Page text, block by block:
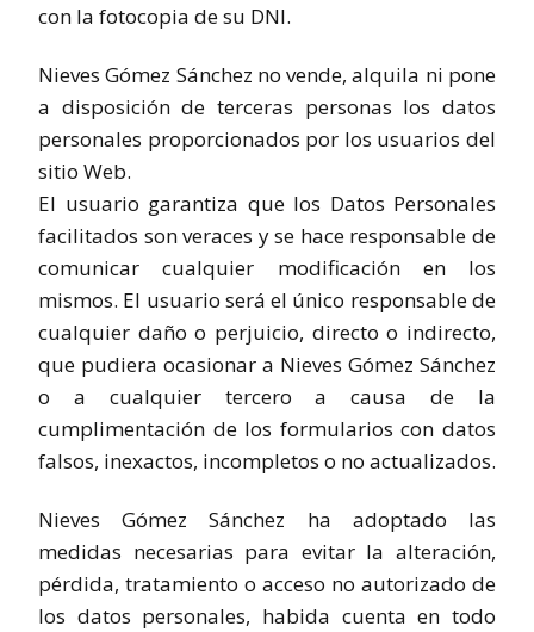
con la fotocopia de su DNI.
Nieves Gómez Sánchez no vende, alquila ni pone
a disposición de terceras personas los datos
personales proporcionados por los usuarios del
sitio Web.
El usuario garantiza que los Datos Personales
facilitados son veraces y se hace responsable de
comunicar cualquier modificación en los
mismos. El usuario será el único responsable de
cualquier daño o perjuicio, directo o indirecto,
que pudiera ocasionar a Nieves Gómez Sánchez
o a cualquier tercero a causa de la
cumplimentación de los formularios con datos
falsos, inexactos, incompletos o no actualizados.
Nieves Gómez Sánchez ha adoptado las
medidas necesarias para evitar la alteración,
pérdida, tratamiento o acceso no autorizado de
los datos personales, habida cuenta en todo